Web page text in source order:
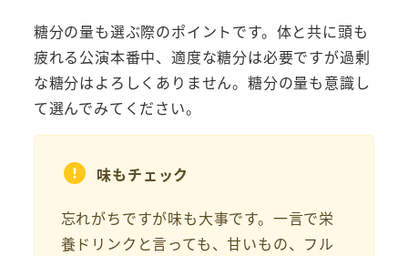
糖分の量も選ぶ際のポイントです。体と共に頭も
疲れる公演本番中、適度な糖分は必要ですが過剰
な糖分はよろしくありません。糖分の量も意識し
て選んでみてください。
味もチェック
忘れがちですが味も大事です。一言で栄
養ドリンクと言っても、甘いもの、フル